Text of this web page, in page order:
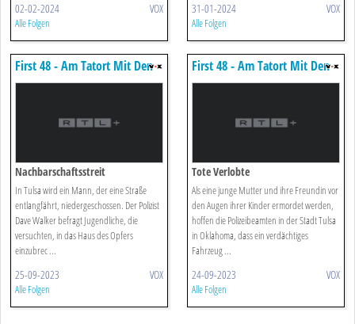
02-02-2024 VOX
Alle Folgen
31-01-2024 VOX
Alle Folgen
First 48 - Am Tatort Mit Den
Us-ermittlern
Nachbarschaftsstreit
In Tulsa wird ein Mann, der eine Straße
entlangfährt, niedergeschossen. Der Polizist
Dave Walker befragt Jugendliche, die
versuchten, in das Haus des Opfers
einzubrec ...
25-09-2023 VOX
Alle Folgen
First 48 - Am Tatort Mit Den
Us-ermittlern
Tote Verlobte
Als eine junge Mutter und ihre Freundin vor
den Augen ihrer Kinder ermordet werden,
hoffen die Polizeibeamten in der Stadt Tulsa
in Oklahoma, dass ein verdächtiges
Fahrzeug ...
24-09-2023 VOX
Alle Folgen